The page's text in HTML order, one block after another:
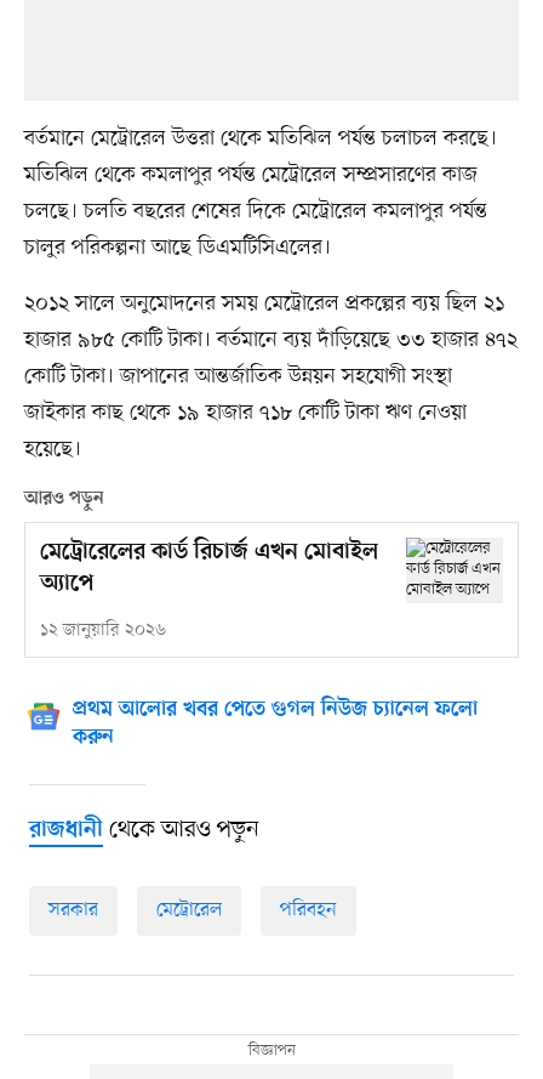
বর্তমানে মেট্রোরেল উত্তরা থেকে মতিঝিল পর্যন্ত চলাচল করছে।
মতিঝিল থেকে কমলাপুর পর্যন্ত মেট্রোরেল সম্প্রসারণের কাজ
চলছে। চলতি বছরের শেষের দিকে মেট্রোরেল কমলাপুর পর্যন্ত
চালুর পরিকল্পনা আছে ডিএমটিসিএলের।
২০১২ সালে অনুমোদনের সময় মেট্রোরেল প্রকল্পের ব্যয় ছিল ২১
হাজার ৯৮৫ কোটি টাকা। বর্তমানে ব্যয় দাঁড়িয়েছে ৩৩ হাজার ৪৭২
কোটি টাকা। জাপানের আন্তর্জাতিক উন্নয়ন সহযোগী সংস্থা
জাইকার কাছ থেকে ১৯ হাজার ৭১৮ কোটি টাকা ঋণ নেওয়া
হয়েছে।
আরও পড়ুন
মেট্রোরেলের কার্ড রিচার্জ এখন মোবাইল
অ্যাপে
১২ জানুয়ারি ২০২৬
প্রথম আলোর খবর পেতে গুগল নিউজ চ্যানেল ফলো
করুন
রাজধানীথেকে আরও পড়ুন
সরকার মেট্রোরেল পরিবহন